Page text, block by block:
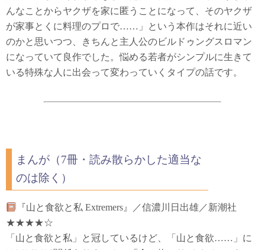
んなことからヤクザを家に匿うことになって、そのヤクザ
が家事とくに料理のプロで……」という本作はそれに近い
のかと思いつつ、きちんと主人公のビルドゥングスロマン
になっていて良作でした。悩める若者がシンプルに生きて
いる特殊な人に出会って変わっていくタイプの話です。
まんが（7冊・読み散らかした適当な
のは除く）
『山と食欲と私 Extremers』／信濃川日出雄／新潮社
★★★★☆
「山と食欲と私」と冠しているけど、「山と食欲……」に